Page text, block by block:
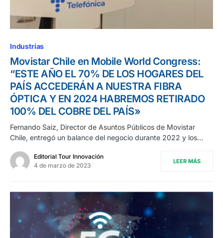
Industrias
Movistar Chile en Mobile World Congress:
“ESTE AÑO EL 70% DE LOS HOGARES DEL
PAÍS ACCEDERÁN A NUESTRA FIBRA
ÓPTICA Y EN 2024 HABREMOS RETIRADO
100% DEL COBRE DEL PAÍS»
Fernando Saiz, Director de Asuntos Públicos de Movistar
Chile, entregó un balance del negocio durante 2022 y los…
Editorial Tour Innovación
4 de marzo de 2023
LEER MÁS